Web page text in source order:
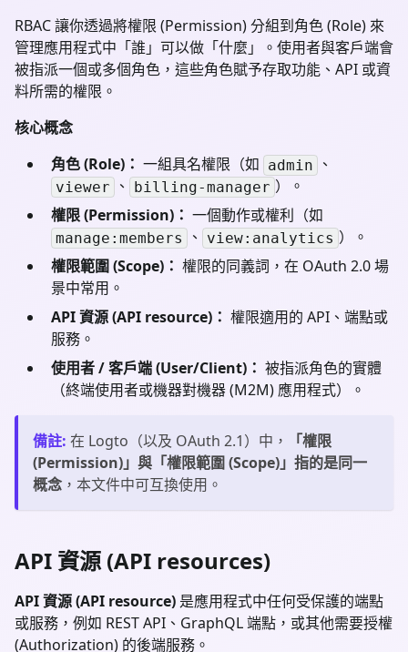
RBAC 讓你透過將權限 (Permission) 分組到角色 (Role) 來
管理應用程式中「誰」可以做「什麼」。使用者與客戶端會
被指派一個或多個角色，這些角色賦予存取功能、API 或資
料所需的權限。
核心概念
角色 (Role)： 一組具名權限（如 admin 、
viewer 、 billing-manager ）。
權限 (Permission)： 一個動作或權利（如
manage:members 、 view:analytics ）。
權限範圍 (Scope)： 權限的同義詞，在 OAuth 2.0 場
景中常用。
API 資源 (API resource)： 權限適用的 API、端點或
服務。
使用者 / 客戶端 (User/Client)： 被指派角色的實體
（終端使用者或機器對機器 (M2M) 應用程式）。
備註: 在 Logto（以及 OAuth 2.1）中，
「權限
(Permission)」與「權限範圍 (Scope)」指的是同一
概念 ，本文件中可互換使用。
API 資源 (API resources)
API 資源 (API resource) 是應用程式中任何受保護的端點
或服務，例如 REST API、GraphQL 端點，或其他需要授權
(Authorization) 的後端服務。